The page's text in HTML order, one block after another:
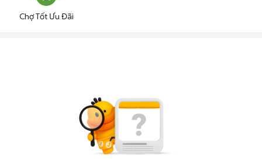
Chợ Tốt Ưu Đãi